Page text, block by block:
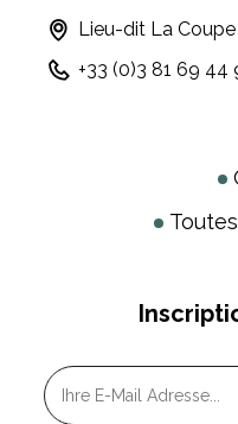
Lieu-dit La
+33 (0)3 81 69 44